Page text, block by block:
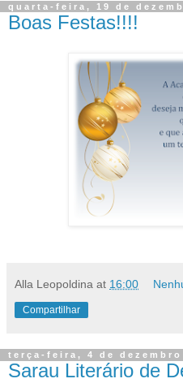
quarta-feira, 19 de
Boas Festas!!!!
Alla Leopoldina at 16:00
Compartilhar
terça-feira, 4 de dezembro
Sarau Literário de